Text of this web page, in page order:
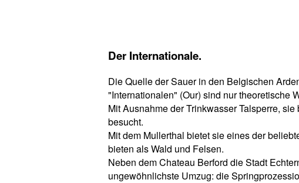
Der Internationale.
Die Quelle der Sauer in den Belgischen
"Internationalen" (Our) sind nur theoretische
Mit Ausnahme der Trinkwasser Talsperre,
besucht.
Mit dem Mullerthal bietet sie eines der
bieten als Wald und Felsen.
Neben dem Chateau Berford die Stadt
ungewöhnlichste Umzug: die